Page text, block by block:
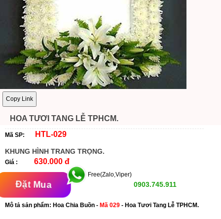
Copy Link
HOA TƯƠI TANG LỄ TPHCM.
Mã SP: HTL-029
KHUNG HÌNH TRANG TRỌNG.
Giá : 630.000 đ
Đặt Mua
Free(Zalo,Viper)
0903.745.911
Mô tả sản phẩm: Hoa Chia Buồn - Mã 029 - Hoa Tươi Tang Lễ TPHCM.